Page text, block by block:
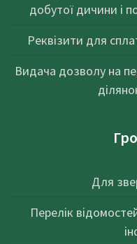
добутої дичини і
Реквізити для
Видача дозволу на
Для
Перелік